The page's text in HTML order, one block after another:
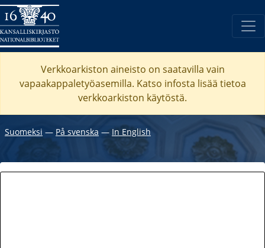
Verkkoarkiston aineisto on saatavilla vain
vapaakappaletyöasemilla. Katso infosta lisää tietoa
verkkoarkiston käytöstä.
Suomeksi ― På svenska ― In English